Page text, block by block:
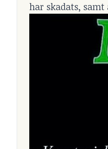
har skadats,